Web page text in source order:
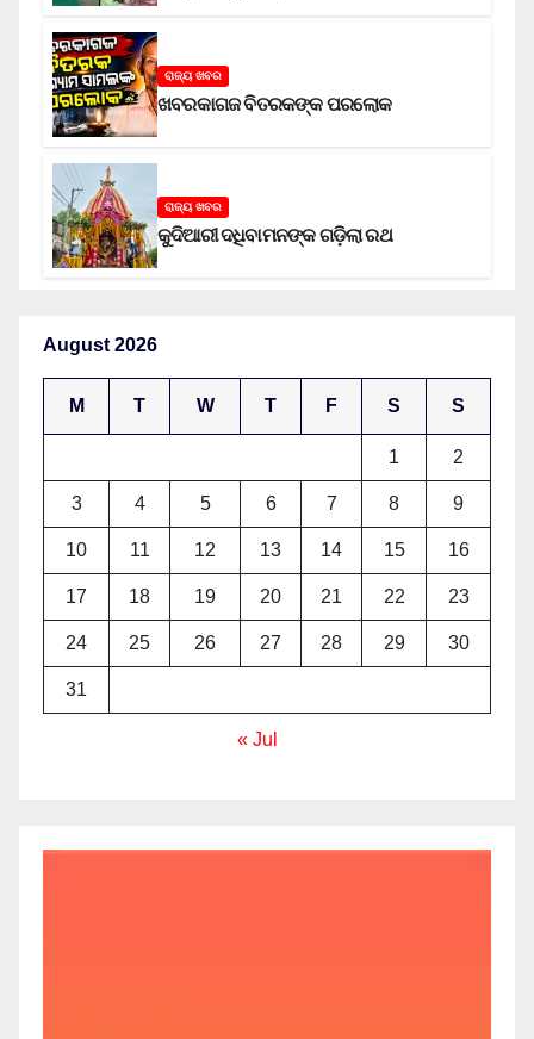
ରାଜ୍ୟ ଖବର
ଖବରକାଗଜ ବିତରକଙ୍କ ପରଲୋକ
ରାଜ୍ୟ ଖବର
କୁଦିଆରୀ ଦଧିବାମନଙ୍କ ଗଡ଼ିଲା ରଥ
August 2026
M T W T F S S
1 2
3 4 5 6 7 8 9
10 11 12 13 14 15 16
17 18 19 20 21 22 23
24 25 26 27 28 29 30
31
« Jul